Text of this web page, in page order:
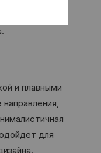
ручками, в
и плавными
для